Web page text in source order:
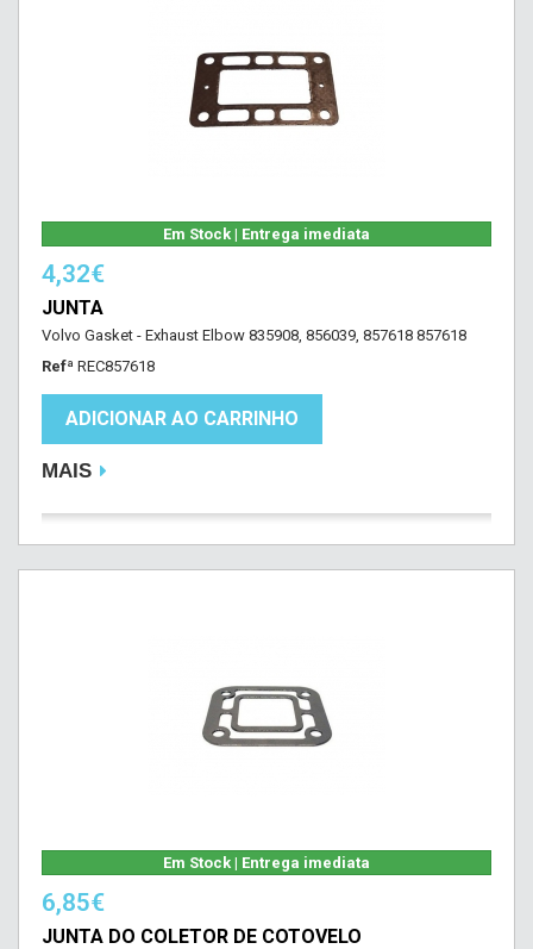
Em Stock | Entrega imediata
4,32€
JUNTA
Volvo Gasket - Exhaust Elbow 835908, 856039, 857618 857618
Refª REC857618
ADICIONAR AO CARRINHO
MAIS
Em Stock | Entrega imediata
6,85€
JUNTA DO COLETOR DE COTOVELO